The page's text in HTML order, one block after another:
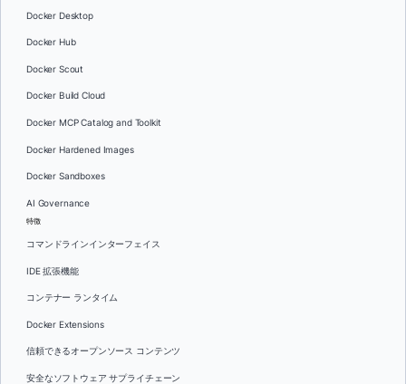
Docker Desktop
Docker Hub
Docker Scout
Docker Build Cloud
Docker MCP Catalog and Toolkit
Docker Hardened Images
Docker Sandboxes
AI Governance
特徴
コマンドラインインターフェイス
IDE 拡張機能
コンテナー ランタイム
Docker Extensions
信頼できるオープンソース コンテンツ
安全なソフトウェア サプライチェーン